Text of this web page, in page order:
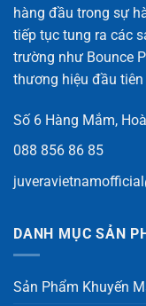
hàng đầu trong sự
tiếp tục tung ra các
trường như Bounce
thương hiệu đầu
Số 6 Hàng Mắm,
088 856 86 85
DANH MỤC SẢN
Sản Phẩm Khuyến